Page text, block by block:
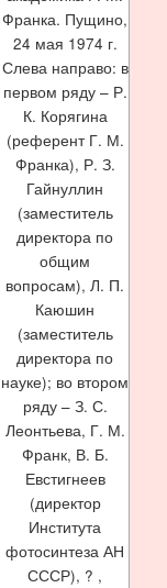
Франка. Пущино,
24 мая 1974 г.
Слева направо: в
первом ряду – Р.
К. Корягина
(референт Г. М.
Франка), Р. З.
Гайнуллин
(заместитель
директора по
общим
вопросам), Л. П.
Каюшин
(заместитель
директора по
науке); во втором
ряду – З. С.
Леонтьева, Г. М.
Франк, В. Б.
Евстигнеев
(директор
Института
фотосинтеза АН
СССР), ? ,